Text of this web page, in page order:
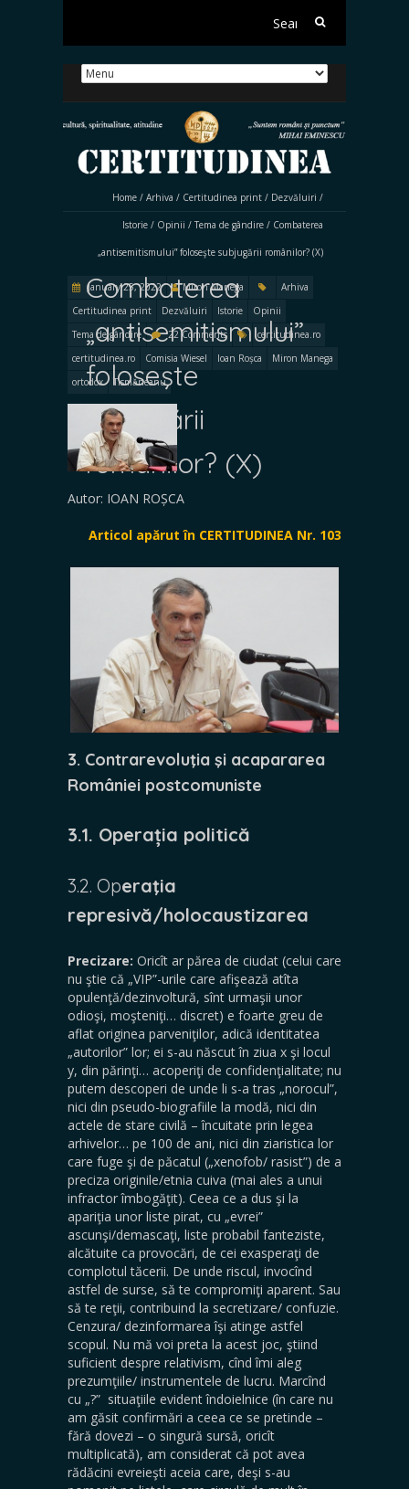
Search
Home / Arhiva / Certitudinea print / Dezvăluiri /
Istorie / Opinii / Tema de gândire / Combaterea
„antisemitismului” foloseşte subjugării românilor? (X)
Combaterea
„antisemitismului”
foloseşte
subjugării
românilor? (X)
January 25, 2022 Miron Manega
Arhiva
Certitudinea print
Dezvăluiri Istorie
Opinii
Tema de gândire
22 Comments
certitudinea.ro
certitudinea.ro
Comisia Wiesel Ioan Roșca
Miron Manega
ortodox
Tismăneanu
Autor: IOAN ROȘCA
Articol apărut în CERTITUDINEA Nr. 103
3. Contrarevoluţia şi acapararea
României postcomuniste
3.1. Operația politică
3.2. Operaţia
represivă/holocaustizarea
Precizare: Oricît ar părea de ciudat (celui care
nu ştie că „VIP”-urile care afişează atîta
opulenţă/dezinvoltură, sînt urmaşii unor
odioşi, moşteniţi… discret) e foarte greu de
aflat originea parveniţilor, adică identitatea
„autorilor” lor; ei s-au născut în ziua x şi locul
y, din părinţi… acoperiţi de confidenţialitate; nu
putem descoperi de unde li s-a tras „norocul”,
nici din pseudo-biografiile la modă, nici din
actele de stare civilă – încuitate prin legea
arhivelor… pe 100 de ani, nici din ziaristica lor
care fuge şi de păcatul („xenofob/ rasist”) de a
preciza originile/etnia cuiva (mai ales a unui
infractor îmbogăţit). Ceea ce a dus şi la
apariţia unor liste pirat, cu „evrei”
ascunşi/demascaţi, liste probabil fanteziste,
alcătuite ca provocări, de cei exasperaţi de
complotul tăcerii. De unde riscul, invocînd
astfel de surse, să te compromiţi aparent. Sau
să te reţii, contribuind la secretizare/ confuzie.
Cenzura/ dezinformarea îşi atinge astfel
scopul. Nu mă voi preta la acest joc, ştiind
suficient despre relativism, cînd îmi aleg
prezumţiile/ instrumentele de lucru. Marcînd
cu „?” situaţiile evident îndoielnice (în care nu
am găsit confirmări a ceea ce se pretinde –
fără dovezi – o singură sursă, oricît
multiplicată), am considerat că pot avea
rădăcini evreieşti aceia care, deşi s-au